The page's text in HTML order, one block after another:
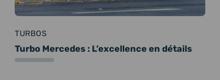
TURBOS
Turbo Mercedes : L’excellence en détails